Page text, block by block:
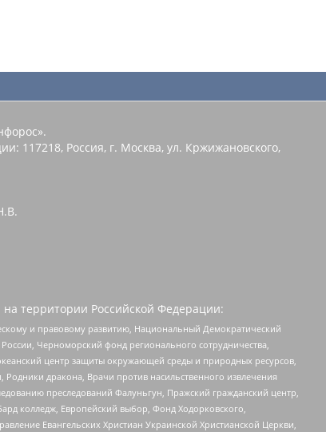
117218, Россия, г. Москва, ул. Кржижановского,
территории Российской Федерации:
и правовому развитию, Национальный Демократический
Черноморский фонд регионального сотрудничества,
центр защиты окружающей среды и природных ресурсов,
дракона, Врачи против насильственного извлечения
преследований Фалуньгун, Пражский гражданский центр,
колледж, Европейский выбор, Фонд Ходорковского,
Евангельских Христиан Украинской Христианской Церкви,